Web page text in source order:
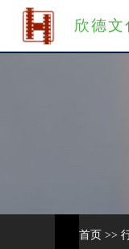
欣德文
首页 >>